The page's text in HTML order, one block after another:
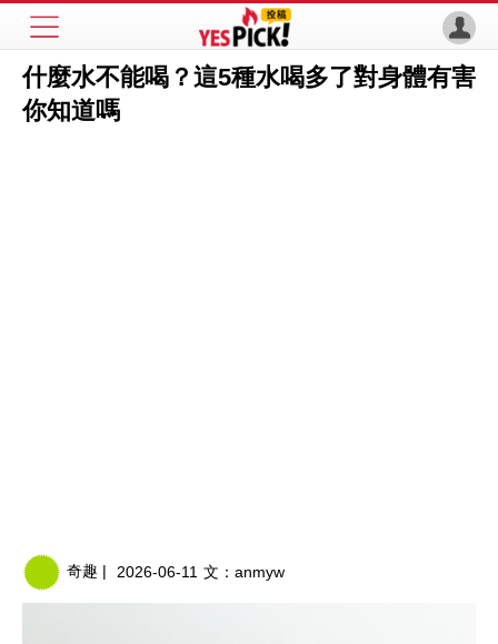
什麼水不能喝？這5種水喝多了對身體有害
你知道嗎
奇趣 | 2026-06-11 文： anmyw